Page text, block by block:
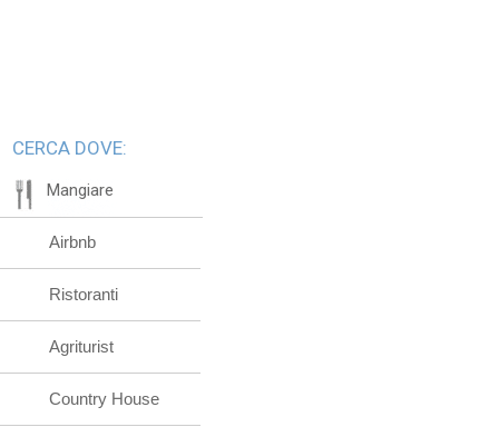
CERCA DOVE:
Mangiare
Airbnb
Ristoranti
Agriturist
Country House